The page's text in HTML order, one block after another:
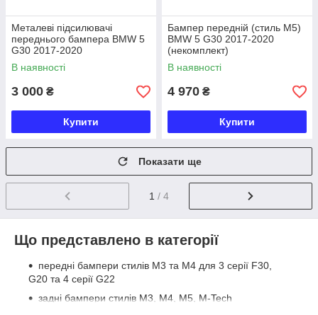
Металеві підсилювачі
переднього бампера BMW 5
G30 2017-2020
В наявності
3 000 ₴
Купити
Бампер передній (стиль М5)
BMW 5 G30 2017-2020
(некомплект)
В наявності
4 970 ₴
Купити
Показати ще
1 / 4
Що представлено в категорії
передні бампери стилів M3 та M4 для 3 серії F30,
G20 та 4 серії G22
задні бампери стилів M3, M4, M5, M-Tech